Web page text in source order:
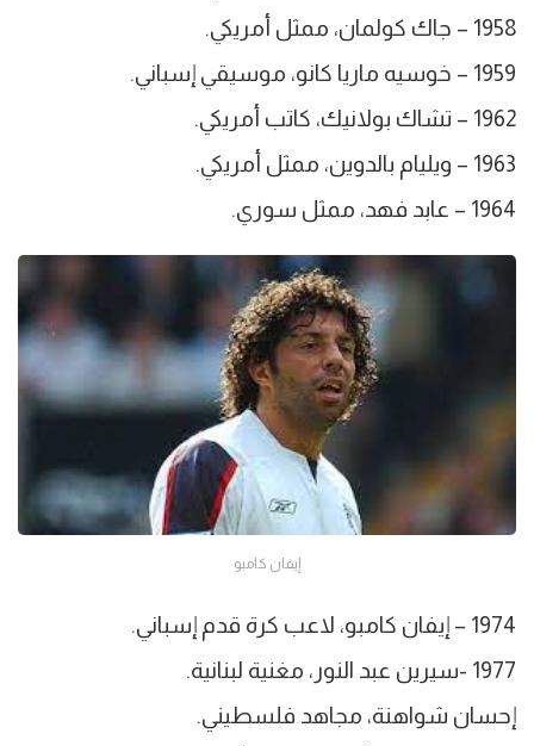
1958 – جاك كولمان، ممثل أمريكي.
1959 – خوسيه ماريا كانو، موسيقي إسباني.
1962 – تشاك بولانيك، كاتب أمريكي.
1963 – ويليام بالدوين، ممثل أمريكي.
1964 – عابد فهد، ممثل سوري.
إيفان كامبو
1974 – إيفان كامبو، لاعب كرة قدم إسباني.
1977 -سيرين عبد النور، مغنية لبنانية.
إحسان شواهنة، مجاهد فلسطيني.